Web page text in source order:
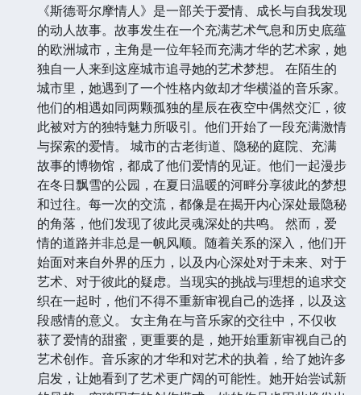
《斯德哥尔摩情人》是一部关于爱情、成长与自我发现
的动人故事。故事发生在一个充满艺术气息和历史底蕴
的欧洲城市，主角是一位年轻而充满才华的艺术家，她
独自一人来到这座城市追寻她的艺术梦想。 在陌生的
城市里，她遇到了一个性格内敛却才华横溢的音乐家。
他们的相遇如同两颗孤独的星辰在夜空中偶然交汇，彼
此被对方的独特魅力所吸引。他们开始了一段充满激情
与探索的爱情。 城市的古老街道、隐秘的庭院、充满
故事的博物馆，都成了他们爱情的见证。他们一起漫步
在冬日飘雪的公园，在夏日温暖的河畔分享彼此的梦想
和过往。每一次的交流，都像是在揭开内心深处最隐秘
的角落，他们发现了彼此灵魂深处的共鸣。 然而，爱
情的道路并非总是一帆风顺。随着关系的深入，他们开
始面对来自外界的压力，以及内心深处对于未来、对于
艺术、对于彼此的疑虑。当现实的挑战与理想的追求交
织在一起时，他们不得不重新审视自己的选择，以及这
段感情的意义。 女主角在与音乐家的交往中，不仅收
获了爱情的甜蜜，更重要的是，她开始重新审视自己的
艺术创作。音乐家的才华和对艺术的执着，给了她许多
启发，让她看到了艺术更广阔的可能性。她开始尝试新